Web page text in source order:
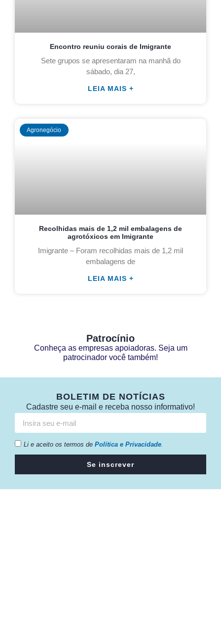
Encontro reuniu corais de Imigrante
Sete grupos se apresentaram na manhã do
sábado, dia 27,
LEIA MAIS +
Agronegócio
Recolhidas mais de 1,2 mil embalagens de
agrotóxicos em Imigrante
Imigrante – Foram recolhidas mais de 1,2 mil
embalagens de
LEIA MAIS +
Patrocínio
Conheça as empresas apoiadoras. Seja um
patrocinador você também!
BOLETIM DE NOTÍCIAS
Cadastre seu e-mail e receba nosso informativo!
Li e aceito os termos de Política e Privacidade.
Se inscrever